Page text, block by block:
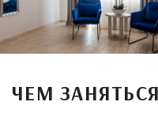
ЧЕМ ЗАНЯТЬСЯ